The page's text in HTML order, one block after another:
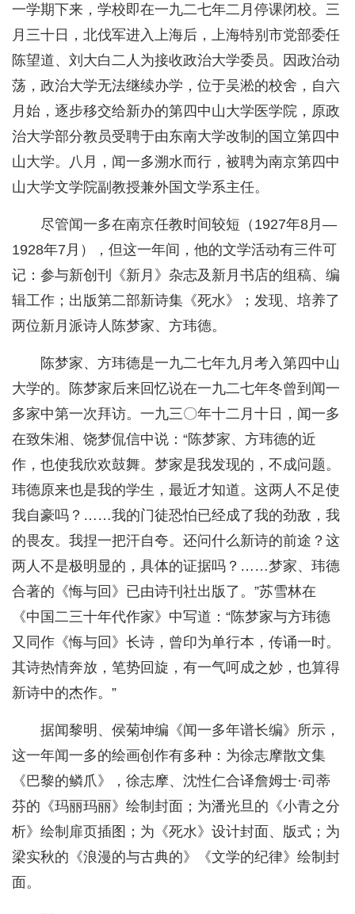
一学期下来，学校即在一九二七年二月停课闭校。三
月三十日，北伐军进入上海后，上海特别市党部委任
陈望道、刘大白二人为接收政治大学委员。因政治动
荡，政治大学无法继续办学，位于吴淞的校舍，自六
月始，逐步移交给新办的第四中山大学医学院，原政
治大学部分教员受聘于由东南大学改制的国立第四中
山大学。八月，闻一多溯水而行，被聘为南京第四中
山大学文学院副教授兼外国文学系主任。
尽管闻一多在南京任教时间较短（1927年8月—
1928年7月），但这一年间，他的文学活动有三件可
记：参与新创刊《新月》杂志及新月书店的组稿、编
辑工作；出版第二部新诗集《死水》；发现、培养了
两位新月派诗人陈梦家、方玮德。
陈梦家、方玮德是一九二七年九月考入第四中山
大学的。陈梦家后来回忆说在一九二七年冬曾到闻一
多家中第一次拜访。一九三〇年十二月十日，闻一多
在致朱湘、饶梦侃信中说：“陈梦家、方玮德的近
作，也使我欣欢鼓舞。梦家是我发现的，不成问题。
玮德原来也是我的学生，最近才知道。这两人不足使
我自豪吗？……我的门徒恐怕已经成了我的劲敌，我
的畏友。我捏一把汗自夸。还问什么新诗的前途？这
两人不是极明显的，具体的证据吗？……梦家、玮德
合著的《悔与回》已由诗刊社出版了。”苏雪林在
《中国二三十年代作家》中写道：“陈梦家与方玮德
又同作《悔与回》长诗，曾印为单行本，传诵一时。
其诗热情奔放，笔势回旋，有一气呵成之妙，也算得
新诗中的杰作。”
据闻黎明、侯菊坤编《闻一多年谱长编》所示，
这一年闻一多的绘画创作有多种：为徐志摩散文集
《巴黎的鳞爪》，徐志摩、沈性仁合译詹姆士·司蒂
芬的《玛丽玛丽》绘制封面；为潘光旦的《小青之分
析》绘制扉页插图；为《死水》设计封面、版式；为
梁实秋的《浪漫的与古典的》《文学的纪律》绘制封
面。